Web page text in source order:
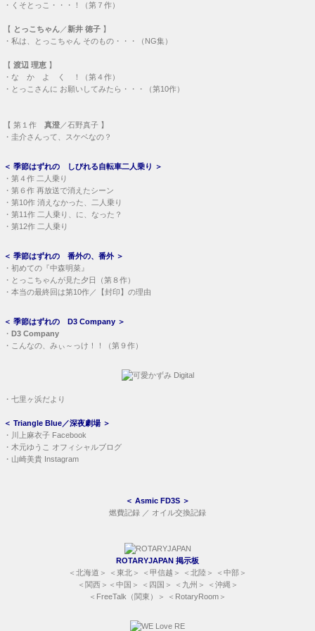
・ くそとっこ・・・！（第７作）
【 とっこちゃん ／新井 徳子 】
・ 私は、とっこちゃん そのもの・・・（NG集）
【 渡辺 理恵 】
・ な か よ く ！（第４作）
・ とっこさんに お願いしてみたら・・・（第10作）
【 第１作 真澄 ／石野真子 】
・ 圭介さんって、スケベなの？
＜ 季節はずれの しびれる自転車二人乗り ＞
・ 第４作 二人乗り
・ 第６作 再放送で消えたシーン
・ 第10作 消えなかった、二人乗り
・ 第11作 二人乗り、に、なった？
・ 第12作 二人乗り
＜ 季節はずれの 番外の、番外＞
・ 初めての『中森明菜』
・ とっこちゃんが見た夕日（第８作）
・ 本当の最終回は第10作／【封印】の理由
＜ 季節はずれの D3 Company ＞
・ D3 Company
・ こんなの、みぃ～っけ！！（第９作）
・ 七里ヶ浜だより
＜ Triangle Blue／深夜劇場 ＞
・
川上麻衣子 Facebook
・ 木元ゆうこ オフィシャルブログ
・ 山崎美貴 Instagram
＜ Asmic FD3S ＞
燃費記録 ／ オイル交換記録
ROTARYJAPAN 掲示板
＜ 北海道 ＞ ＜ 東北 ＞ ＜ 甲信越 ＞ ＜ 北陸 ＞ ＜ 中部 ＞
＜ 関西＞＜ 中国 ＞ ＜ 四国 ＞ ＜ 九州 ＞ ＜ 沖縄 ＞
＜ FreeTalk（関東） ＞ ＜ RotaryRoom ＞